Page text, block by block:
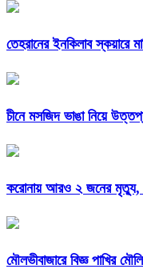
তেহরানের ইনকিলাব স্কয়ারে
চীনে মসজিদ ভাঙা নিয়ে
করোনায় আরও ২ জনের ‍মৃত্যু,
মৌলভীবাজারে বিজ্ঞ পাখির